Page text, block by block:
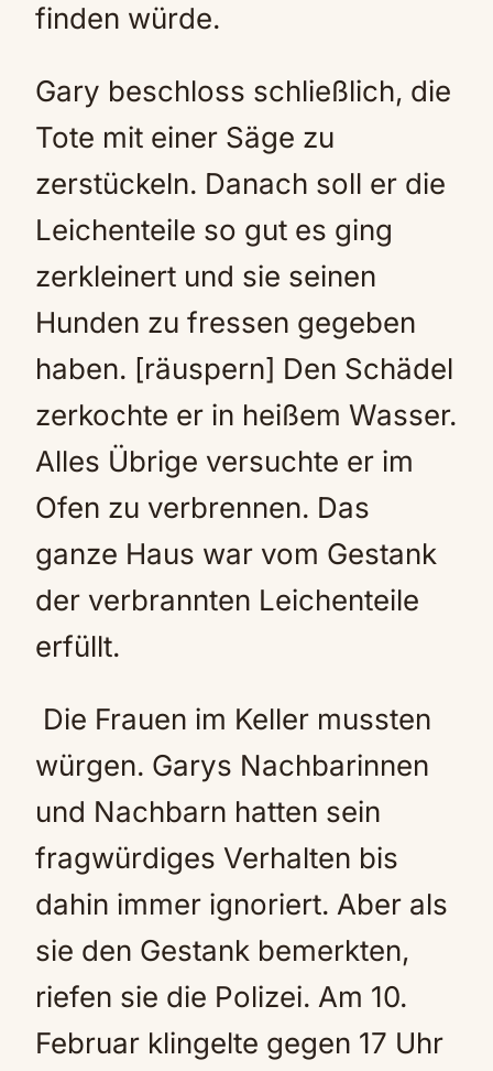
finden würde.
Gary beschloss schließlich, die
Tote mit einer Säge zu
zerstückeln. Danach soll er die
Leichenteile so gut es ging
zerkleinert und sie seinen
Hunden zu fressen gegeben
haben. [räuspern] Den Schädel
zerkochte er in heißem Wasser.
Alles Übrige versuchte er im
Ofen zu verbrennen. Das
ganze Haus war vom Gestank
der verbrannten Leichenteile
erfüllt.
Die Frauen im Keller mussten
würgen. Garys Nachbarinnen
und Nachbarn hatten sein
fragwürdiges Verhalten bis
dahin immer ignoriert. Aber als
sie den Gestank bemerkten,
riefen sie die Polizei. Am 10.
Februar klingelte gegen 17 Uhr